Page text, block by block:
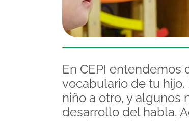
En CEPI
vocabulario de tu
niño a otro, y algunos
desarrollo del habla.